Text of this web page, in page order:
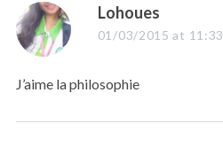
s
a
s
Lohoues
01/03/2015 at 11:33
J’aime la philosophie